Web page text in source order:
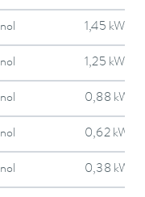
1,45 kW
1,25 kW
0,88 kW
0,62 kW
0,38 kW